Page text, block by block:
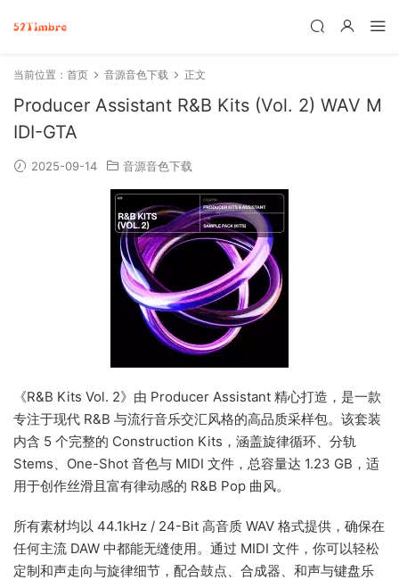
当前位置： 首页 音源音色下载 正文
Producer Assistant R&B Kits (Vol. 2) WAV M
IDI-GTA
2025-09-14 音源音色下载
《R&B Kits Vol. 2》由 Producer Assistant 精心打造，是一款
专注于现代 R&B 与流行音乐交汇风格的高品质采样包。该套装
内含 5 个完整的 Construction Kits，涵盖旋律循环、分轨
Stems、One-Shot 音色与 MIDI 文件，总容量达 1.23 GB，适
用于创作丝滑且富有律动感的 R&B Pop 曲风。
所有素材均以 44.1kHz / 24-Bit 高音质 WAV 格式提供，确保在
任何主流 DAW 中都能无缝使用。通过 MIDI 文件，你可以轻松
定制和声走向与旋律细节，配合鼓点、合成器、和声与键盘乐